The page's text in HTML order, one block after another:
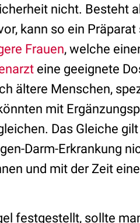
nicht. Besteht
kann so ein
Frauen, welche
eine geeignete
ältere Menschen,
mit
Das Gleiche
Darm-Erkrankung
und mit der Zeit
festgestellt, sollte